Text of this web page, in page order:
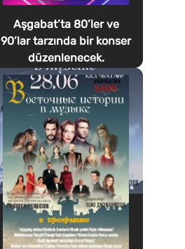
Aşgabat’ta 80’ler ve
90’lar tarzında bir konser
düzenlenecek.